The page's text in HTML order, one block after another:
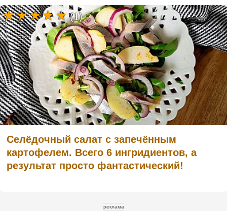
Селёдочный салат с запечённым
картофелем. Всего 6 ингридиентов, а
результат просто фантастический!
(1)
реклама